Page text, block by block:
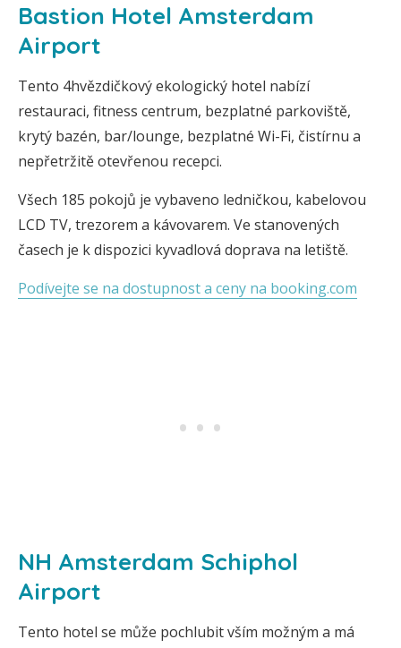
Bastion Hotel Amsterdam
Airport
Tento 4hvězdičkový ekologický hotel nabízí
restauraci, fitness centrum, bezplatné parkoviště,
krytý bazén, bar/lounge, bezplatné Wi-Fi, čistírnu a
nepřetržitě otevřenou recepci.
Všech 185 pokojů je vybaveno ledničkou, kabelovou
LCD TV, trezorem a kávovarem. Ve stanovených
časech je k dispozici kyvadlová doprava na letiště.
Podívejte se na dostupnost a ceny na booking.com
NH Amsterdam Schiphol
Airport
Tento hotel se může pochlubit vším možným a má